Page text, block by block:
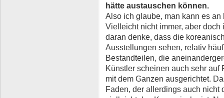
hätte austauschen können.
Also ich glaube, man kann es
Vielleicht nicht immer, aber
daran denke, dass die
Ausstellungen sehen, relativ
Bestandteilen, die
Künstler scheinen auch sehr
mit dem Ganzen ausgerichtet.
Faden, der allerdings auch nicht